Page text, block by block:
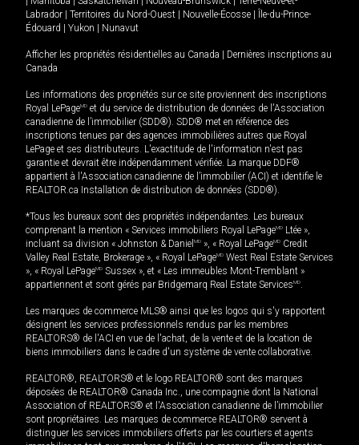
Labrador
Territoires du Nord-Ouest Nouvelle-Écosse
Île-du-Prince-
Édouard
Yukon Nunavut
Afficher les propriétés résidentielles au Canada
Dernières inscriptions au
Canada
Les informations des propriétés sur ce site proviennent des inscriptions
Royal LePageMD et du service de distribution de données de l'Association
canadienne de l’immobilier (SDD®). SDD® met en référence des
inscriptions tenues par des agences immobilières autres que Royal
LePage et ses distributeurs. L'exactitude de l'information n'est pas
garantie et devrait être indépendamment vérifiée. La marque DDF®
appartient à l'Association canadienne de l’immobilier (ACI) et identifie le
REALTOR.ca Installation de distribution de données (SDD®).
*Tous les bureaux sont des propriétés indépendantes. Les bureaux
comprenant la mention « Services immobiliers Royal LePageMD Ltée »,
incluant sa division « Johnston & Daniel MD », « Royal LePageMD Credit
Valley Real Estate, Brokerage », « Royal LePageMD West Real Estate Services
», « Royal LePageMD Sussex », et « Les immeubles Mont-Tremblant »
appartiennent et sont gérés par Bridgemarq Real Estate ServicesMD.
Les marques de commerce MLS® ainsi que les logos qui s'y rapportent
désignent les services professionnels rendus par les membres
REALTORS® de l'ACI en vue de l'achat, de la vente et de la location de
biens immobiliers dans le cadre d'un système de vente collaborative.
REALTOR®, REALTORS® et le logo REALTOR® sont des marques
déposées de REALTOR® Canada Inc., une compagnie dont la National
Association of REALTORS® et l'Association canadienne de l’immobilier
sont propriétaires. Les marques de commerce REALTOR® servent à
distinguer les services immobiliers offerts par les courtiers et agents